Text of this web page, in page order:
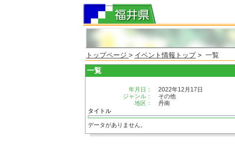
トップページ > イベント情報トップ> 一覧
一覧
年月日：
2022年12月17日
ジャンル：
その他
地区：
丹南
タイトル
データがありません。